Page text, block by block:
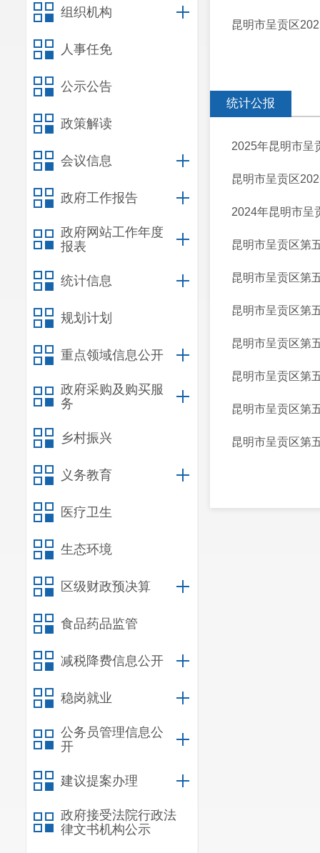
组织机构
人事任免
公示公告
政策解读
会议信息
政府工作报告
政府网站工作年度
报表
统计信息
规划计划
重点领域信息公开
政府采购及购买服
务
乡村振兴
义务教育
医疗卫生
生态环境
区级财政预决算
食品药品监管
减税降费信息公开
稳岗就业
公务员管理信息公
开
建议提案办理
政府接受法院行政法
律文书机构公示
昆明市呈贡区
统计公报
2025年昆明市呈
昆明市呈贡区
2024年昆明市呈
昆明市呈贡区第
昆明市呈贡区第
昆明市呈贡区第
昆明市呈贡区第
昆明市呈贡区第
昆明市呈贡区第
昆明市呈贡区第